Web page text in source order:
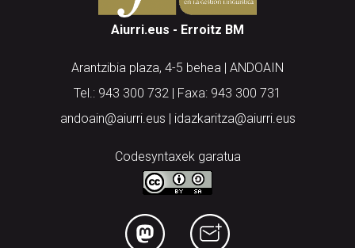
Aiurri.eus - Erroitz BM
Arantzibia plaza, 4-5 behea | ANDOAIN
Tel.: 943 300 732 | Faxa: 943 300 731
andoain@aiurri.eus | idazkaritza@aiurri.eus
Codesyntaxek garatua